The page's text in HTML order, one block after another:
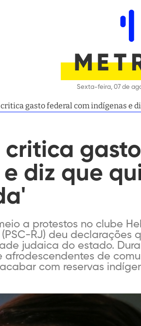
Sexta-feira, 07 de
gasto federal com indígenas e
critica
diz que
a protestos no clube
RJ) deu declarações
judaica do estado.
afrodescendentes de
com reservas